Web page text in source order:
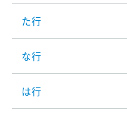
た行
な行
は行